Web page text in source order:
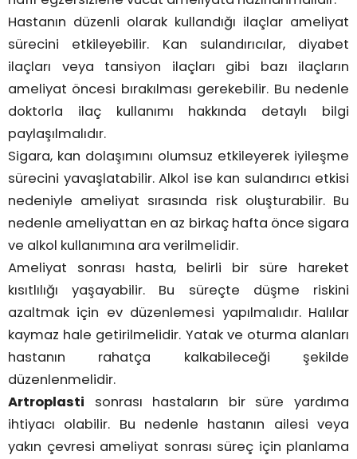
Hastanın düzenli olarak kullandığı ilaçlar ameliyat
sürecini etkileyebilir. Kan sulandırıcılar, diyabet
ilaçları veya tansiyon ilaçları gibi bazı ilaçların
ameliyat öncesi bırakılması gerekebilir. Bu nedenle
doktorla ilaç kullanımı hakkında detaylı bilgi
paylaşılmalıdır.
Sigara, kan dolaşımını olumsuz etkileyerek iyileşme
sürecini yavaşlatabilir. Alkol ise kan sulandırıcı etkisi
nedeniyle ameliyat sırasında risk oluşturabilir. Bu
nedenle ameliyattan en az birkaç hafta önce sigara
ve alkol kullanımına ara verilmelidir.
Ameliyat sonrası hasta, belirli bir süre hareket
kısıtlılığı yaşayabilir. Bu süreçte düşme riskini
azaltmak için ev düzenlemesi yapılmalıdır. Halılar
kaymaz hale getirilmelidir. Yatak ve oturma alanları
hastanın rahatça kalkabileceği şekilde
düzenlenmelidir.
Artroplasti sonrası hastaların bir süre yardıma
ihtiyacı olabilir. Bu nedenle hastanın ailesi veya
yakın çevresi ameliyat sonrası süreç için planlama